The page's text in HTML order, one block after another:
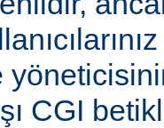
CGI